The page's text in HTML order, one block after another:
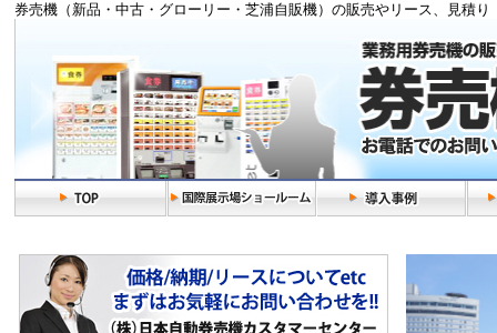
券売機（新品・中古・グローリー・芝浦自販機）の販売やリース、見積り